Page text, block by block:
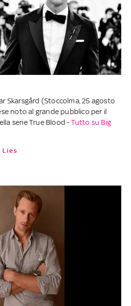
Skarsgård (Stoccolma, 25 agosto
noto al grande pubblico per il
serie True Blood - Tutto su Big